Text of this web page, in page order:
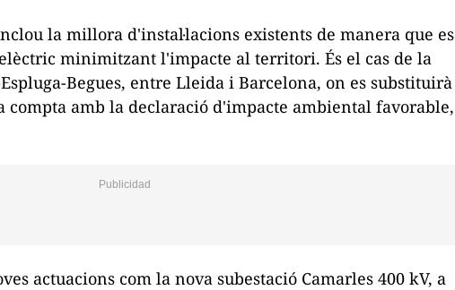
la millora d'instal·lacions existents de manera que es
minimitzant l'impacte al territori. És el cas de la
Begues, entre Lleida i Barcelona, ​​on es substituirà
amb la declaració d'impacte ambiental favorable,
actuacions com la nova subestació Camarles 400 kV, a